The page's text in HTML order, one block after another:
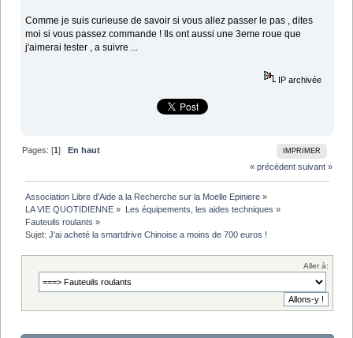
Comme je suis curieuse de savoir si vous allez passer le pas , dites
moi si vous passez commande ! Ils ont aussi une 3eme roue que
j'aimerai tester , a suivre ...
IP archivée
IMPRIMER
Pages: [1]En haut
« précédent suivant »
Association Libre d'Aide a la Recherche sur la Moelle Epiniere »
LA VIE QUOTIDIENNE » Les équipements, les aides techniques »
Fauteuils roulants »
Sujet:J'ai acheté la smartdrive Chinoise a moins de 700 euros !
Aller à: